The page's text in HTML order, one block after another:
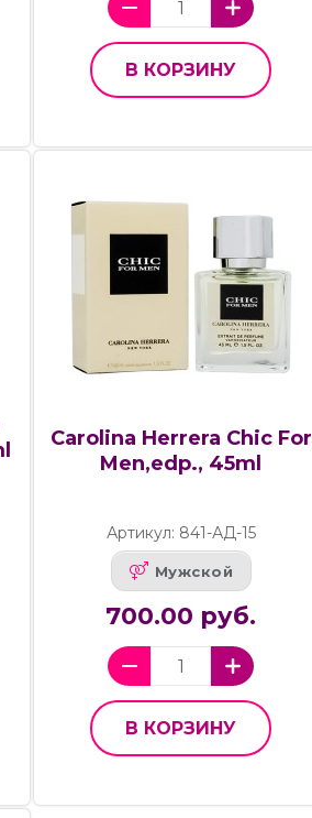
В КОРЗИНУ
Carolina Herrera Chic For
Men,edp., 45ml
Артикул: 841-АД-15
Мужской
700.00 руб.
В КОРЗИНУ